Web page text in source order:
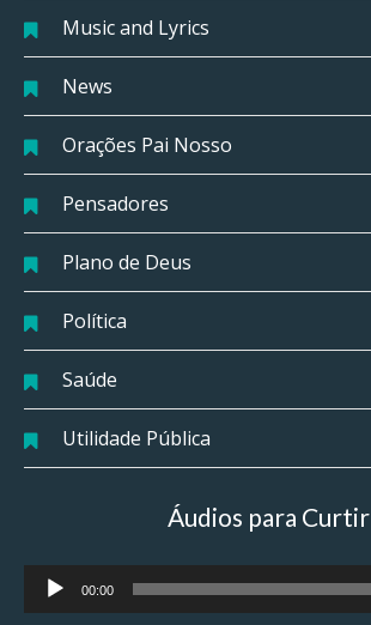
Music and Lyrics
News
Orações Pai Nosso
Pensadores
Plano de Deus
Política
Saúde
Utilidade Pública
Áudios para Curtir
Tocador
de
00:00